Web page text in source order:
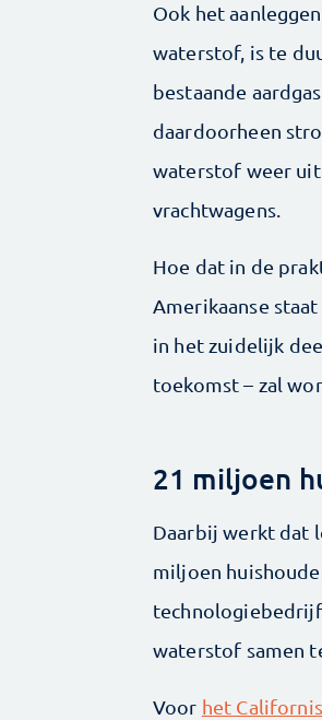
Ook het
waterstof, is te
bestaande
daardoorheen
waterstof weer uit
vrachtwagens.
Hoe dat in de
Amerikaanse
in het zuidelijk
toekomst – zal
21 miljoen
Daarbij werkt dat
miljoen
technologiebedrijf
waterstof samen
Voor het